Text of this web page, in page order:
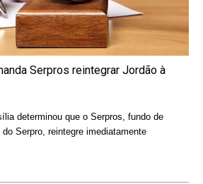
Serpros reintegrar Jordão à
determinou que o Serpros, fundo de
Serpro, reintegre imediatamente